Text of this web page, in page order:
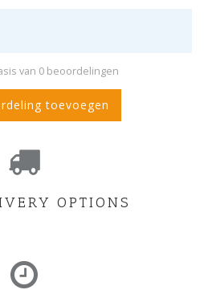
van 0 beoordelingen
toevoegen
OPTIONS